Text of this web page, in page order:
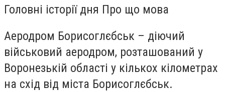
Головні історії дня Про що мова
Аеродром Борисоглєбськ – діючий
військовий аеродром, розташований у
Воронезькій області у кількох кілометрах
на схід від міста Борисоглєбськ.